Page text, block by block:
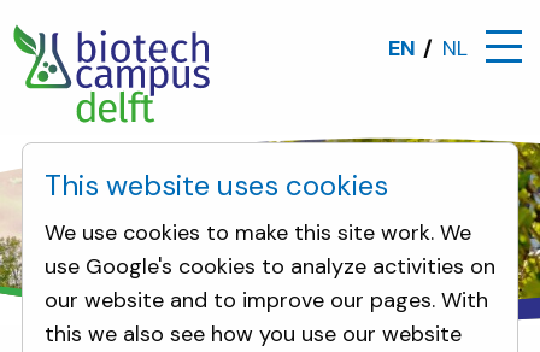
EN NL
This website uses cookies
We use cookies to make this site work. We
use Google's cookies to analyze activities on
our website and to improve our pages. With
this we also see how you use our website